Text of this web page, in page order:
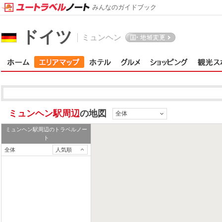
ドイツ ミュンヘン
ミュンヘン駅周辺の地図 全体
ミュンヘン駅周辺のトラベルノー
ト
全体
人気順
みんなのガイドブック